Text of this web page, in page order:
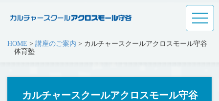
toggle
HOME > 講座のご案内 > カルチャースクールアクロスモール守谷
体育塾
カルチャースクールアクロスモール守谷